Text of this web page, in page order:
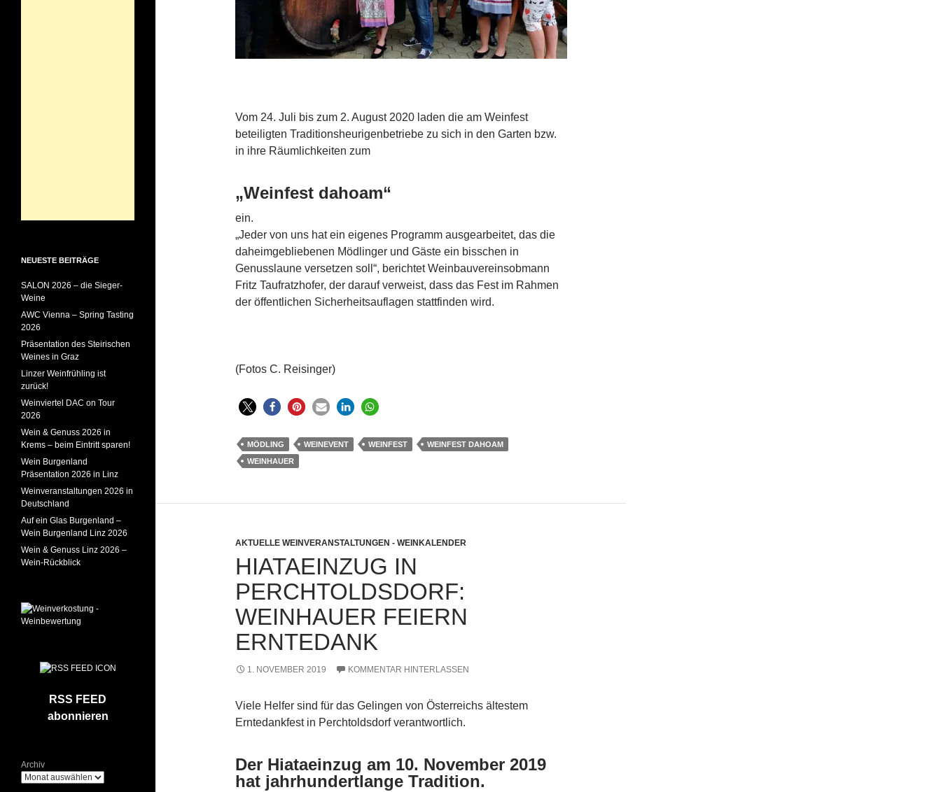
Vom 24. Juli bis zum 2. August 2020 laden die am Weinfest
beteiligten Traditionsheurigenbetriebe zu sich in den Garten bzw.
in ihre Räumlichkeiten zum
„Weinfest dahoam“
ein.
„Jeder von uns hat ein eigenes Programm ausgearbeitet, das die
daheimgebliebenen Mödlinger und Gäste ein bisschen in
Genusslaune versetzen soll“, berichtet Weinbauvereinsobmann
Fritz Taufratzhofer, der darauf verweist, dass das Fest im Rahmen
der öffentlichen Sicherheitsauflagen stattfinden wird.
(Fotos C. Reisinger)
MÖDLING WEINEVENT WEINFEST
WEINFEST DAHOAM
WEINHAUER
AKTUELLE WEINVERANSTALTUNGEN - WEINKALENDER
HIATAEINZUG IN
PERCHTOLDSDORF:
WEINHAUER FEIERN
ERNTEDANK
1. NOVEMBER 2019 KOMMENTAR HINTERLASSEN
Viele Helfer sind für das Gelingen von Österreichs ältestem
Erntedankfest in Perchtoldsdorf verantwortlich.
Der Hiataeinzug am 10. November 2019
hat jahrhundertlange Tradition.
NEUESTE BEITRÄGE
SALON 2026 – die Sieger-
Weine
AWC Vienna – Spring Tasting
2026
Präsentation des Steirischen
Weines in Graz
Linzer Weinfrühling ist
zurück!
Weinviertel DAC on Tour
2026
Wein & Genuss 2026 in
Krems – beim Eintritt sparen!
Wein Burgenland
Präsentation 2026 in Linz
Weinveranstaltungen 2026 in
Deutschland
Auf ein Glas Burgenland –
Wein Burgenland Linz 2026
Wein & Genuss Linz 2026 –
Wein-Rückblick
RSS FEED
abonnieren
Archiv